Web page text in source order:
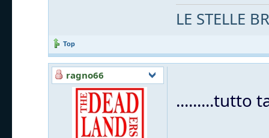
LE STELLE
Top
ragno66
.........tutto